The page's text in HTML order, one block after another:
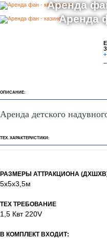
Аренда
Аренда
ОПИСАНИЕ:
Аренда детского
ТЕХ. ХАРАКТЕРИСТИКИ:
РАЗМЕРЫ АТТРАКЦИОНА
5х5х3,5м
ТЕХ ТРЕБОВАНИЕ
1,5 Квт 220V
В КОМПЛЕКТ ВХОДИТ: